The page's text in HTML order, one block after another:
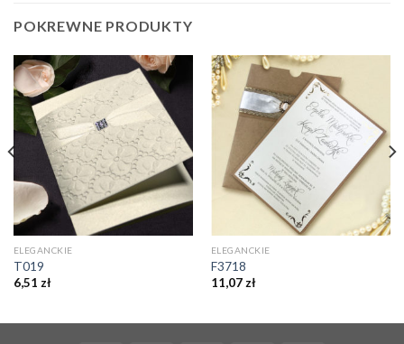
POKREWNE PRODUKTY
ELEGANCKIE
T019
6,51 zł
ELEGANCKIE
F3718
11,07 zł